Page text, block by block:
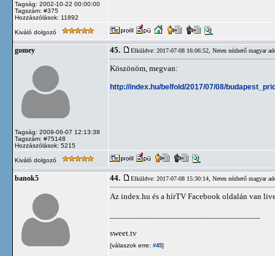
Tagság: 2002-10-22 00:00:00
Tagszám: #375
Hozzászólások: 11892
Kiváló dolgozó
gomey
Tagság: 2009-06-07 12:13:38
Tagszám: #75148
Hozzászólások: 5215
45. Elküldve: 2017-07-08 16:06:52, Neten nézhető magyar
Köszönöm, megvan:
http://index.hu/belfold/2017/07/08/
Kiváló dolgozó
banok5 44. Elküldve: 2017-07-08 15:30:14, Neten nézhető magyar
Az index.hu és a hírTV Facebook oldalán van
sweet.tv
[válaszok erre: #45]